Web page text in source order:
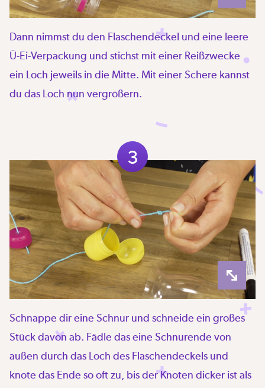
Dann nimmst du den Flaschendeckel und eine leere
Ü-Ei-Verpackung und stichst mit einer Reißzwecke
ein Loch jeweils in die Mitte. Mit einer Schere kannst
du das Loch nun vergrößern.
3
Schnappe dir eine Schnur und schneide ein großes
Stück davon ab. Fädle das eine Schnurende von
außen durch das Loch des Flaschendeckels und
knote das Ende so oft zu, bis der Knoten dicker ist als